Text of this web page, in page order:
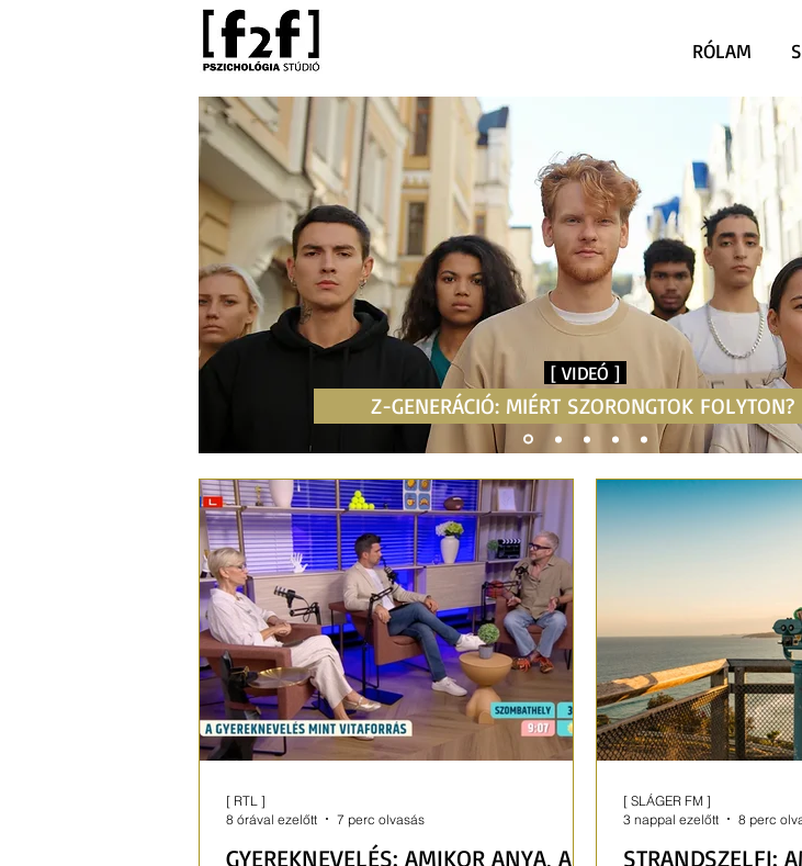
RÓLAM
[ VIDEÓ ]
Z-GENERÁCIÓ: MIÉRT SZORONGTOK FOLYTON?
GYEREKNEVELÉS: AMIKOR ANYA, APA
[ RTL ]
8 órával ezelőtt
7 perc olvasás
STRANDSZELFI:
[ SLÁGER FM ]
3 nappal ezelőtt
8 perc